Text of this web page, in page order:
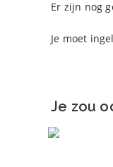
Er zijn nog
Je moet
Je zou